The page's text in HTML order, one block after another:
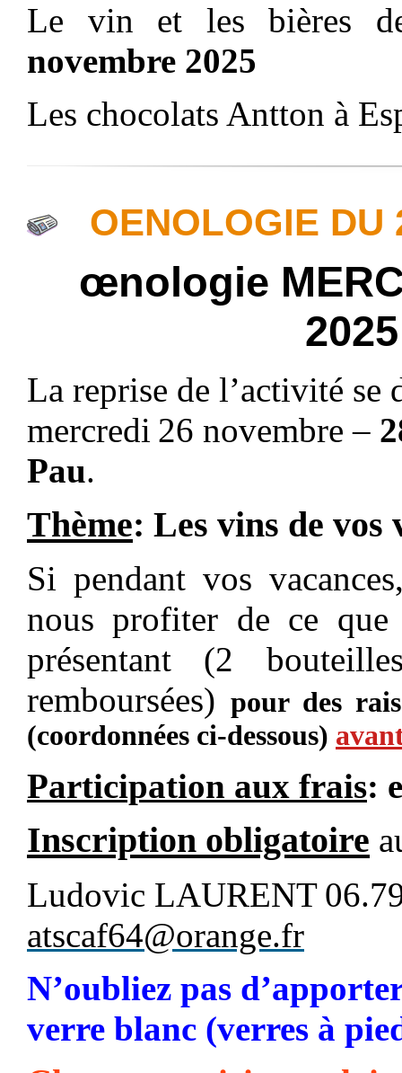
Le vin et les bières
novembre 2025
Les chocolats Antton à
OENOLOGIE DU
œnologie
La reprise de l’activité
mercredi 26 novembre –
Pau.
Thème: Les vins de vos
Si pendant vos
nous profiter de ce
présentant (2
remboursées) pour des
(coordonnées ci-dessous)
Participation aux frais:
Inscription obligatoire
Ludovic LAURENT
atscaf64@orange.fr
N’oubliez pas
verre blanc (verres à